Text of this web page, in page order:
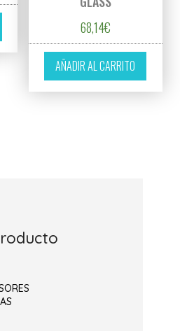
68,14€
AÑADIR AL CARRITO